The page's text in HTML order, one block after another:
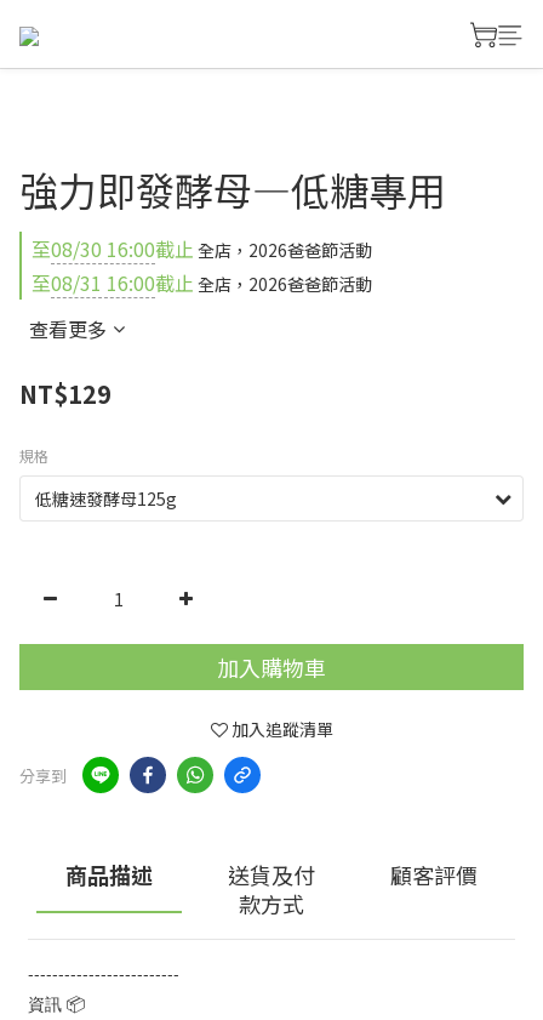
強力即發酵母—低糖專用
至08/30 16:00截止 全店，2026爸爸節活動
至08/31 16:00截止 全店，2026爸爸節活動
查看更多
NT$129
規格
加入購物車
加入追蹤清單
分享到
商品描述
送貨及付
款方式
顧客評價
-------------------------
資訊 📦